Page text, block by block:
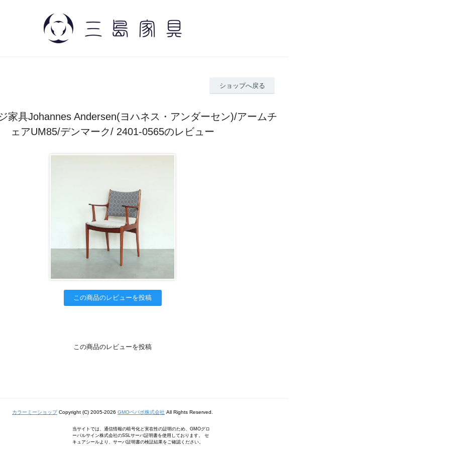
ショップへ戻る
家具Johannes Andersen(ヨハネス・アンダーセン)/アームチ
ェアUM85/デンマーク/ 2401-0565のレビュー
この商品のレビューを投稿
この商品のレビューを投稿
カラーミーショップCopyright (C) 2005-2026 GMOペパボ株式会社 All Rights Reserved.
当サイトでは、通信情報の暗号化と実在性の証明のため、GMOグロ
ーバルサイン株式会社のSSLサーバ証明書を使用しております。 セ
キュアシールより、サーバ証明書の検証結果をご確認ください。